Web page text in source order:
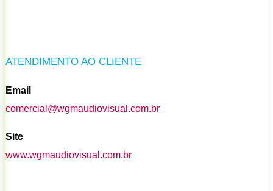
ATENDIMENTO AO CLIENTE
Email
comercial@wgmaudiovisual.com.br
Site
www.wgmaudiovisual.com.br